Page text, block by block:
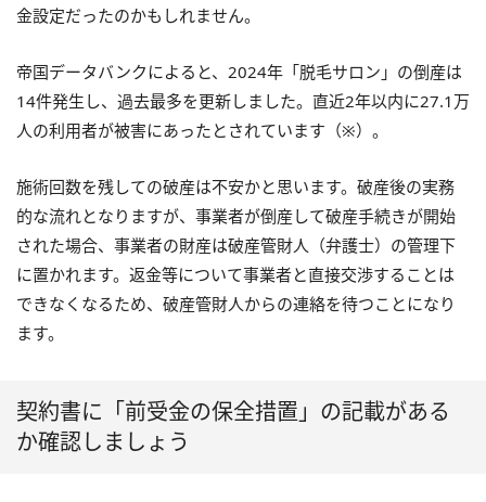
金設定だったのかもしれません。
帝国データバンクによると、2024年「脱毛サロン」の倒産は
14件発生し、過去最多を更新しました。直近2年以内に27.1万
人の利用者が被害にあったとされています（※）。
施術回数を残しての破産は不安かと思います。破産後の実務
的な流れとなりますが、事業者が倒産して破産手続きが開始
された場合、事業者の財産は破産管財人（弁護士）の管理下
に置かれます。返金等について事業者と直接交渉することは
できなくなるため、破産管財人からの連絡を待つことになり
ます。
契約書に「前受金の保全措置」の記載がある
か確認しましょう